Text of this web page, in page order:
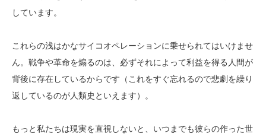
しています。
これらの浅はかなサイコオペレーションに乗せられてはいけませ
ん。戦争や革命を煽るのは、必ずそれによって利益を得る人間が
背後に存在しているからです（これをすぐ忘れるので悲劇を繰り
返しているのが人類史といえます）。
もっと私たちは現実を直視しないと、いつまでも彼らの作った世